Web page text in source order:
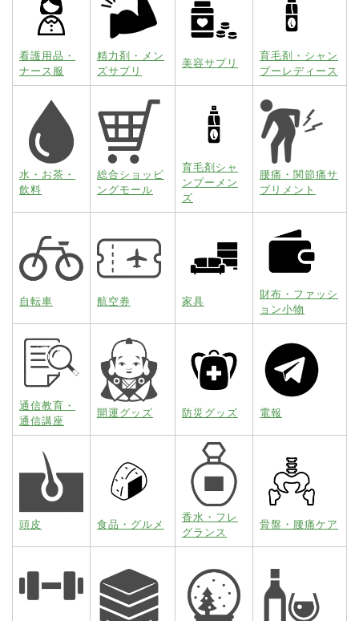
看護用品・
ナース服
精力剤・メン
ズサプリ
美容サプリ
育毛剤・シャン
プーレディース
水・お茶・
飲料
総合ショッピ
ングモール
育毛剤シャ
ンプーメン
ズ
腰痛・関節痛サ
プリメント
自転車 航空券 家具
財布・ファッシ
ョン小物
通信教育・
通信講座
開運グッズ 防災グッズ 電報
頭皮 食品・グルメ
香水・フレ
グランス
骨盤・腰痛ケア